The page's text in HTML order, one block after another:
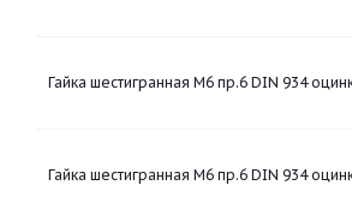
Гайка шестигранная М6 пр.6 DIN 934
Гайка шестигранная М6 пр.6 DIN 934